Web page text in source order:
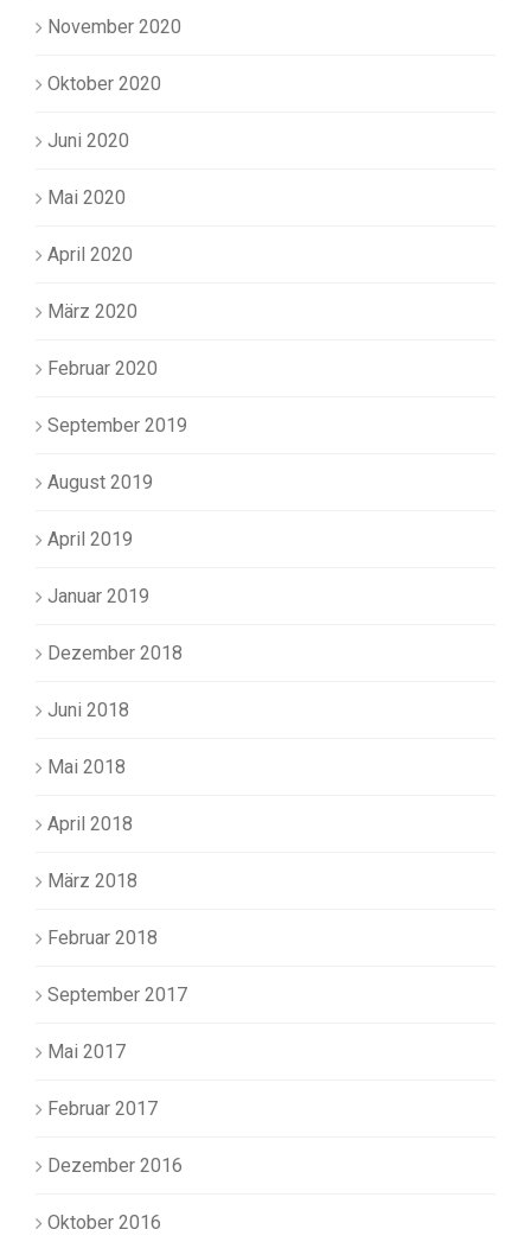
November 2020
Oktober 2020
Juni 2020
Mai 2020
April 2020
März 2020
Februar 2020
September 2019
August 2019
April 2019
Januar 2019
Dezember 2018
Juni 2018
Mai 2018
April 2018
März 2018
Februar 2018
September 2017
Mai 2017
Februar 2017
Dezember 2016
Oktober 2016